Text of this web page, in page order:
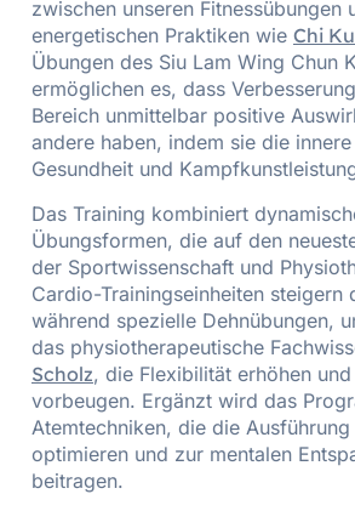
zwischen unseren Fitnessübungen
energetischen Praktiken wie Chi
Übungen des Siu Lam Wing Chun
ermöglichen es, dass
Bereich unmittelbar positive
andere haben, indem sie die
Gesundheit und
Das Training kombiniert
Übungsformen, die auf den
der Sportwissenschaft und
Cardio-Trainingseinheiten steigern
während spezielle Dehnübungen,
das physiotherapeutische
Scholz, die Flexibilität erhöhen
vorbeugen. Ergänzt wird das
Atemtechniken, die die
optimieren und zur mentalen
beitragen.